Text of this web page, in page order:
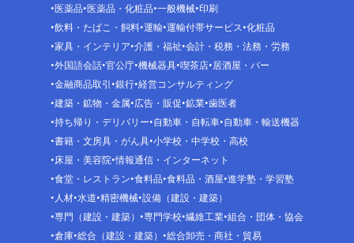
医薬品 医薬品・化粧品 一般機械 印刷
飲料・たばこ・飼料 運輸 運輸付帯サービス 化粧品
家具・インテリア 介護・福祉 会計・税務・法務・労務
外国語会話 官公庁 機械器具 喫茶店 居酒屋・バー
金融商品取引 銀行 経営コンサルティング
建築・鉱物・金属 広告・販促 鉱業 歯医者
持ち帰り・デリバリー 自動車・自転車 自動車・輸送機器
書籍・文房具・がん具 小学校・中学校・高校
床屋・美容院 情報通信・インターネット
食堂・レストラン 食料品 食料品・酒屋 進学塾・学習塾
人材 水道 精密機械 設備（建設・建築）
専門（建設・建築）
専門学校 繊維工業 組合・団体・協会
倉庫 総合（建設・建築）
総合卸売・商社・貿易